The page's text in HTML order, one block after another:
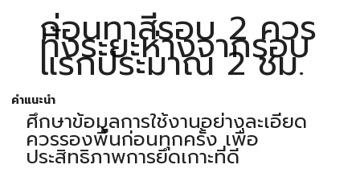
ก่อนทาสีรอบ 2 ควร
ทิ้งระยะห่างจากรอบ
แรกประมาณ 2 ชม.
คำแนะนำ
ศึกษาข้อมูลการใช้งานอย่างละเอียด
ควรรองพื้นก่อนทุกครั้ง เพื่อ
ประสิทธิภาพการยึดเกาะที่ดี